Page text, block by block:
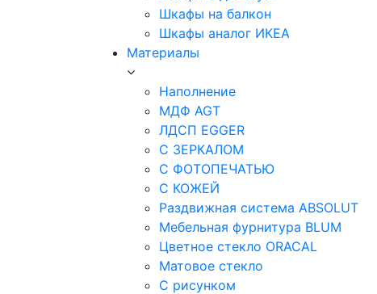
Шкафы на балкон
Шкафы аналог ИКЕА
Материалы
Наполнение
МДФ AGT
ЛДСП EGGER
С ЗЕРКАЛОМ
С ФОТОПЕЧАТЬЮ
С КОЖЕЙ
Раздвижная система ABSOLUT
Мебельная фурнитура BLUM
Цветное стекло ORACAL
Матовое стекло
C рисунком